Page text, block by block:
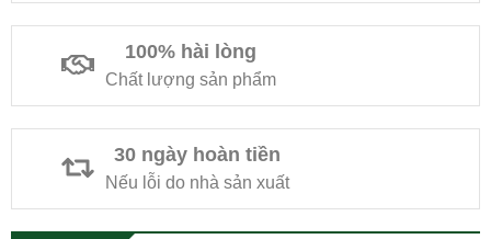
100% hài lòng
Chất lượng sản phẩm
30 ngày hoàn tiền
Nếu lỗi do nhà sản xuất